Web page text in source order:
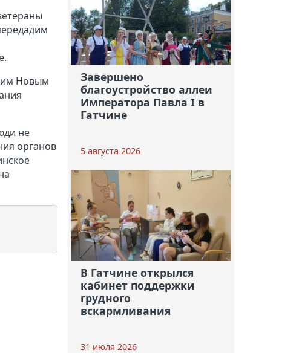
Новым
не
органов
Завершено
благоустройство аллеи
Императора Павла I в
Гатчине
5 августа 2026
В Гатчине открылся
кабинет поддержки
грудного
вскармливания
31 июля 2026